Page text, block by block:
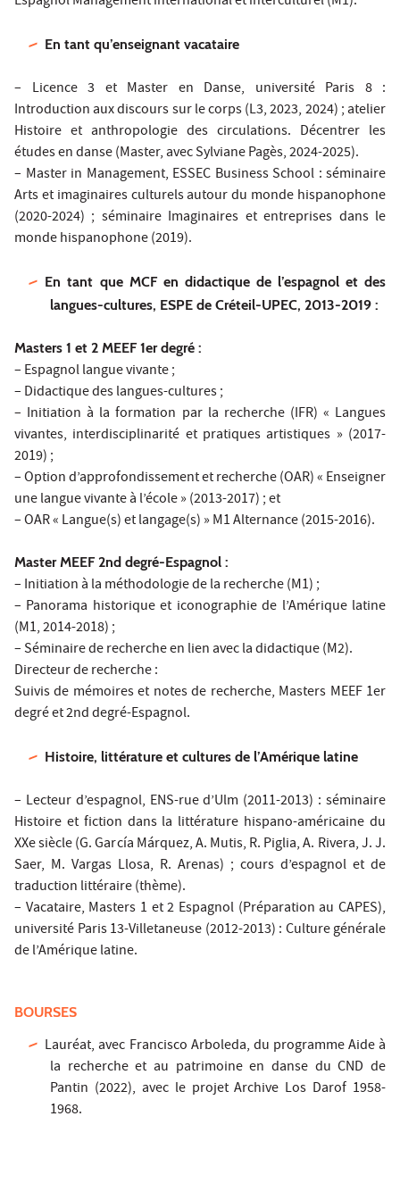
En tant qu’enseignant vacataire
– Licence 3 et Master en Danse, université Paris 8 :
Introduction aux discours sur le corps (L3, 2023, 2024) ; atelier
Histoire et anthropologie des circulations. Décentrer les
études en danse (Master, avec Sylviane Pagès, 2024-2025).
– Master in Management, ESSEC Business School : séminaire
Arts et imaginaires culturels autour du monde hispanophone
(2020-2024) ; séminaire Imaginaires et entreprises dans le
monde hispanophone (2019).
En tant que MCF en didactique de l’espagnol et des
langues-cultures, ESPE de Créteil-UPEC, 2013-2019 :
Masters 1 et 2 MEEF 1er degré :
– Espagnol langue vivante ;
– Didactique des langues-cultures ;
– Initiation à la formation par la recherche (IFR) « Langues
vivantes, interdisciplinarité et pratiques artistiques » (2017-
2019) ;
– Option d’approfondissement et recherche (OAR) « Enseigner
une langue vivante à l’école » (2013-2017) ; et
– OAR « Langue(s) et langage(s) » M1 Alternance (2015-2016).
Master MEEF 2nd degré-Espagnol :
– Initiation à la méthodologie de la recherche (M1) ;
– Panorama historique et iconographie de l’Amérique latine
(M1, 2014-2018) ;
– Séminaire de recherche en lien avec la didactique (M2).
Directeur de recherche :
Suivis de mémoires et notes de recherche, Masters MEEF 1er
degré et 2nd degré-Espagnol.
Histoire, littérature et cultures de l’Amérique latine
– Lecteur d’espagnol, ENS-rue d’Ulm (2011-2013) : séminaire
Histoire et fiction dans la littérature hispano-américaine du
XXe siècle (G. García Márquez, A. Mutis, R. Piglia, A. Rivera, J. J.
Saer, M. Vargas Llosa, R. Arenas) ; cours d’espagnol et de
traduction littéraire (thème).
– Vacataire, Masters 1 et 2 Espagnol (Préparation au CAPES),
université Paris 13-Villetaneuse (2012-2013) : Culture générale
de l’Amérique latine.
BOURSES
Lauréat, avec Francisco Arboleda, du programme Aide à
la recherche et au patrimoine en danse du CND de
Pantin (2022), avec le projet Archive Los Darof 1958-
1968.